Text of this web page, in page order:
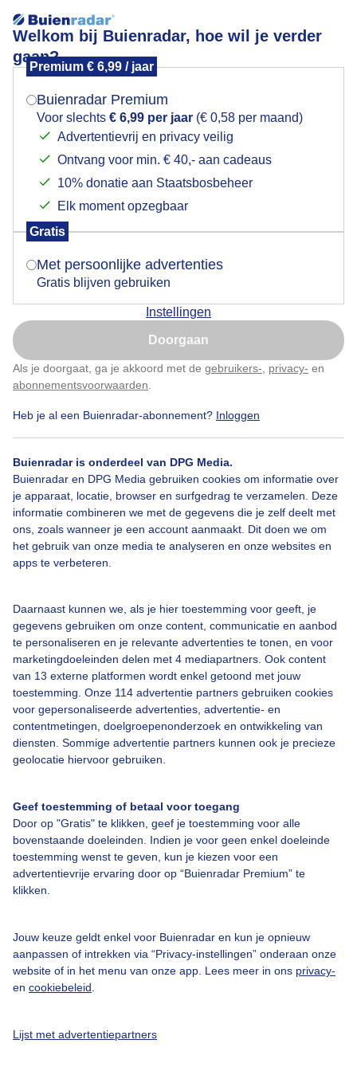
Welkom bij Buienradar, hoe wil je verder
gaan?
Premium € 6,99 / jaar
Buienradar Premium
Voor slechts € 6,99 per jaar (€ 0,58 per maand)
Advertentievrij en privacy veilig
Ontvang voor min. € 40,- aan cadeaus
10% donatie aan Staatsbosbeheer
Elk moment opzegbaar
Gratis
Met persoonlijke advertenties
Gratis blijven gebruiken
Instellingen
Doorgaan
Als je doorgaat, ga je akkoord met de gebruikers- privacy- en
abonnementsvoorwaarden
Heb je al een Buienradar-abonnement? Inloggen
Buienradar is onderdeel van DPG Media.
Buienradar en DPG Media gebruiken cookies om informatie over
je apparaat, locatie, browser en surfgedrag te verzamelen. Deze
informatie combineren we met de gegevens die je zelf deelt met
ons, zoals wanneer je een account aanmaakt. Dit doen we om
het gebruik van onze media te analyseren en onze websites en
apps te verbeteren.
Daarnaast kunnen we, als je hier toestemming voor geeft, je
gegevens gebruiken om onze content, communicatie en aanbod
te personaliseren en je relevante advertenties te tonen, en voor
marketingdoeleinden delen met 4 mediapartners. Ook content
van 13 externe platformen wordt enkel getoond met jouw
toestemming. Onze 114 advertentie partners gebruiken cookies
voor gepersonaliseerde advertenties, advertentie- en
contentmetingen, doelgroepenonderzoek en ontwikkeling van
diensten. Sommige advertentie partners kunnen ook je precieze
geolocatie hiervoor gebruiken.
Geef toestemming of betaal voor toegang
Door op "Gratis" te klikken, geef je toestemming voor alle
bovenstaande doeleinden. Indien je voor geen enkel doeleinde
toestemming wenst te geven, kun je kiezen voor een
advertentievrije ervaring door op “Buienradar Premium” te
klikken.
Jouw keuze geldt enkel voor Buienradar en kun je opnieuw
aanpassen of intrekken via “Privacy-instellingen” onderaan onze
website of in het menu van onze app. Lees meer in ons privacy-
en cookiebeleid
Lijst met advertentiepartners
Genieten in de polder vanmorgen. Prima weer!
Eemnes. Grutto.
Bekijk slideshow
Een moment geduld aub...
Over Buienradar
Veelgestelde vragen
Contact
Toegankelijkheid
Gebruikersvoorwaarden
Buienradar Team
Privacy beleid
Mogen we je locatie gebruiken voor het
Indien je hier nog geen akkoord op hebt gegeven,
verschijnt er zo een pop-up uit je browser waarin
Is goed, toon de popup
Nu niet, misschien later
Klik hierom dit aan te passen